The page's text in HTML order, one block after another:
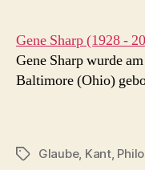
Gene Sharp (1928 -
Gene Sharp wurde
Baltimore (Ohio)
Schlagwörter
Glaube, Kant,